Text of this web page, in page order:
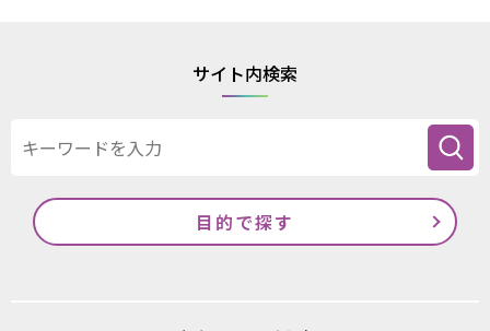
サイト内検索
目的で探す